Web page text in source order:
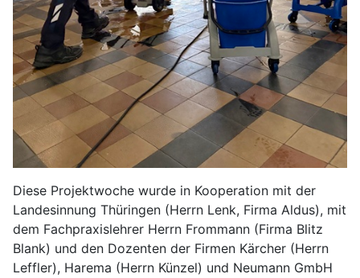
Diese Projektwoche wurde in Kooperation mit der
Landesinnung Thüringen (Herrn Lenk, Firma Aldus), mit
dem Fachpraxislehrer Herrn Frommann (Firma Blitz
Blank) und den Dozenten der Firmen Kärcher (Herrn
Leffler), Harema (Herrn Künzel) und Neumann GmbH